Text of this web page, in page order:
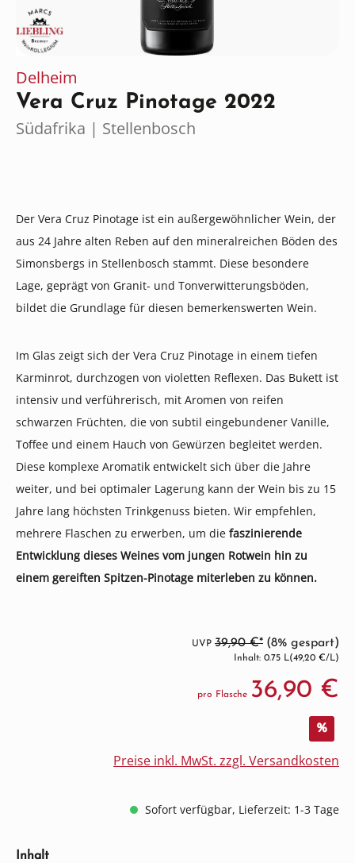
Delheim
Vera Cruz Pinotage 2022
Südafrika | Stellenbosch
Der Vera Cruz Pinotage ist ein außergewöhnlicher Wein, der
aus 24 Jahre alten Reben auf den mineralreichen Böden des
Simonsbergs in Stellenbosch stammt. Diese besondere
Lage, geprägt von Granit- und Tonverwitterungsböden,
bildet die Grundlage für diesen bemerkenswerten Wein.
Im Glas zeigt sich der Vera Cruz Pinotage in einem tiefen
Karminrot, durchzogen von violetten Reflexen. Das Bukett ist
intensiv und verführerisch, mit Aromen von reifen
schwarzen Früchten, die von subtil eingebundener Vanille,
Toffee und einem Hauch von Gewürzen begleitet werden.
Diese komplexe Aromatik entwickelt sich über die Jahre
weiter, und bei optimaler Lagerung kann der Wein bis zu 15
Jahre lang höchsten Trinkgenuss bieten. Wir empfehlen,
mehrere Flaschen zu erwerben, um die faszinierende
Entwicklung dieses Weines vom jungen Rotwein hin zu
einem gereiften Spitzen-Pinotage miterleben zu können.
pro Flasche 36,90 €
%
UVP 39,90 €* (8% gespart)
Inhalt: 0.75 L(49,20 €/L)
Preise inkl. MwSt. zzgl. Versandkosten
Sofort verfügbar, Lieferzeit: 1-3 Tage
Inhaltauswählen